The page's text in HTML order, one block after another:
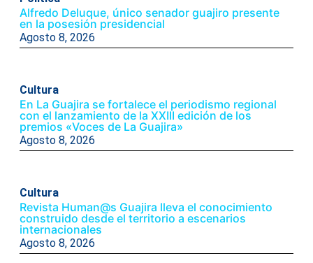
Alfredo Deluque, único senador guajiro presente
en la posesión presidencial
Agosto 8, 2026
Cultura
En La Guajira se fortalece el periodismo regional
con el lanzamiento de la XXIII edición de los
premios «Voces de La Guajira»
Agosto 8, 2026
Cultura
Revista Human@s Guajira lleva el conocimiento
construido desde el territorio a escenarios
internacionales
Agosto 8, 2026